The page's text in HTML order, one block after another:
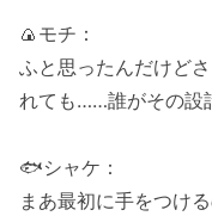
🍙モチ：
ふと思ったんだけど
れても……誰がその設
🐟シャケ：
まあ最初に手をつけ